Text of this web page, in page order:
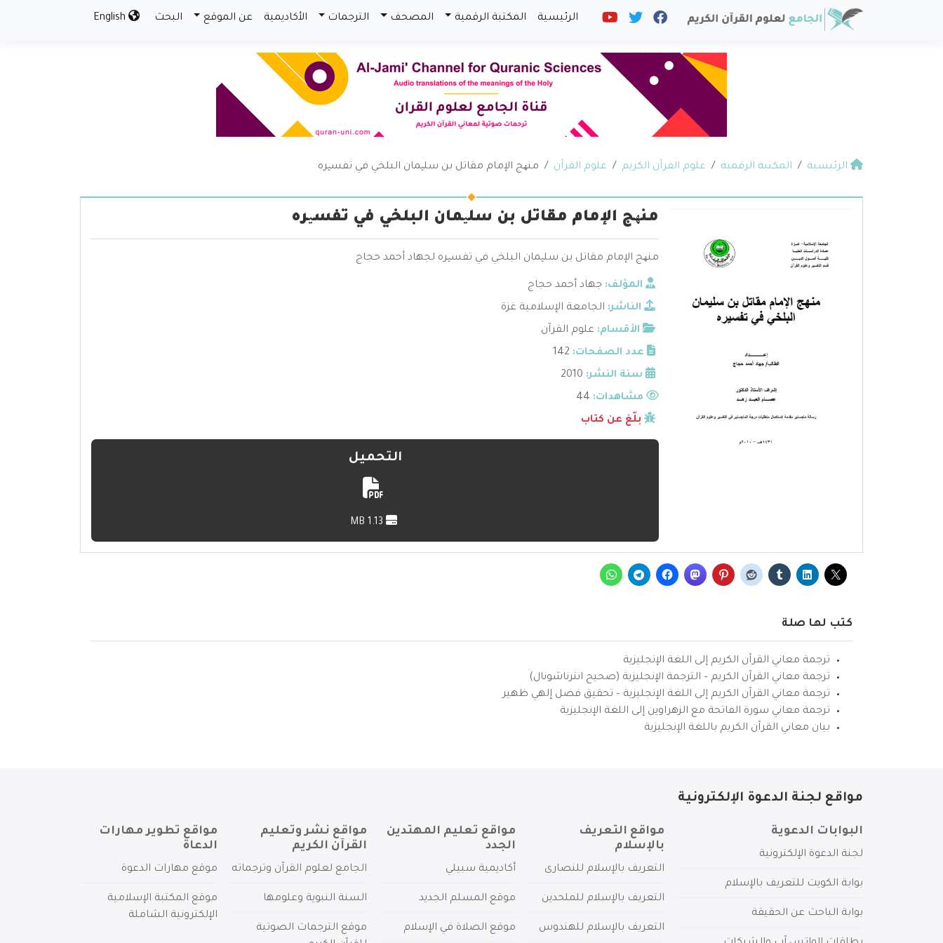
الرئيسية المكتبة الرقمية المصحف الترجمات الأكاديمية عن الموقع البحث
الرئيسية المكتبة الرقمية علوم القرآن الكريم علوم القرآن منھج الإمام مقاتل بن سلیمان البلخي في تفسیره
منھج الإمام مقاتل بن سلیمان البلخي في تفسیره
منھج الإمام مقاتل بن سلیمان البلخي في تفسیره لجهاد أحمد حجاج
المؤلف: جهاد أحمد حجاج
الناشر: الجامعة الإسلامية غزة
الأقسام: علوم القرآن
عدد الصفحات: 142
سنة النشر: 2010
مشاهدات:
بلّغ عن كتاب
التحميل
كتب لها صلة
ترجمة معاني القرآن الكريم إلى اللغة الإنجليزية
ترجمة معاني القرآن الكريم – الترجمة الإنجليزية (صحيح انترناشونال)
ترجمة معاني القرآن الكريم إلى اللغة الإنجليزية – تحقيق فضل إلهي ظهير
ترجمة معاني سورة الفاتحة مع الزهراوين إلى اللغة الإنجليزية
بيان معاني القرآن الكريم باللغة الإنجليزية
مواقع لجنة الدعوة الإلكترونية
البوابات الدعوية
لجنة الدعوة الإلكترونية
بوابة الكويت للتعريف بالإسلام
بوابة الباحث عن الحقيقة
مواقع التعريف
بالإسلام
التعريف بالإسلام للنصارى
التعريف بالإسلام للملحدين
التعريف بالإسلام للهندوس
مواقع تعليم المهتدين
الجدد
أكاديمية سبيلي
موقع المسلم الجديد
موقع الصلاة في الإسلام
مواقع نشر وتعليم
القرآن الكريم
الجامع لعلوم القرآن وترجماته
السنة النبوية وعلومها
موقع الترجمات الصوتية
مواقع تطوير مهارات
الدعاة
موقع مهارات الدعوة
موقع المكتبة الإسلامية
الإلكترونية الشاملة